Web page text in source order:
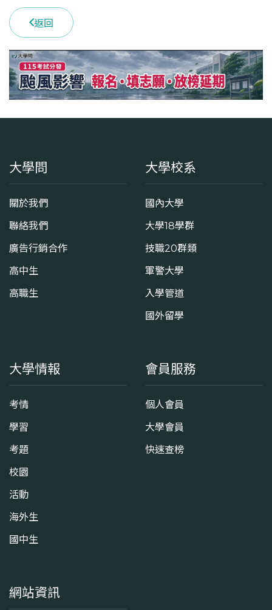
返回
大學問
關於我們
聯絡我們
廣告行銷合作
高中生
高職生
大學校系
國內大學
大學18學群
技職20群類
軍警大學
入學管道
國外留學
大學情報
考情
學習
考題
校園
活動
海外生
國中生
會員服務
個人會員
大學會員
快速查榜
網站資訊